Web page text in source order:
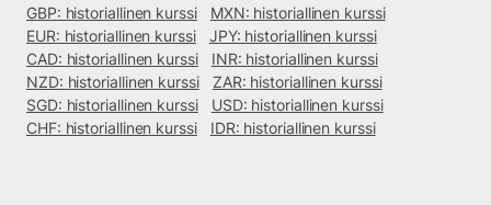
GBP: historiallinen kurssi
MXN: historiallinen kurssi
EUR: historiallinen kurssi
JPY: historiallinen kurssi
CAD: historiallinen kurssi
INR: historiallinen kurssi
NZD: historiallinen kurssi
ZAR: historiallinen kurssi
SGD: historiallinen kurssi
USD: historiallinen kurssi
CHF: historiallinen kurssi
IDR: historiallinen kurssi